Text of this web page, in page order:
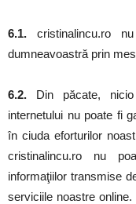
6.1. cristinalincu.ro
dumneavoastră prin
6.2. Din păcate,
internetului nu poate fi
în ciuda eforturilor
cristinalincu.ro nu
informaţiilor transmise
serviciile noastre